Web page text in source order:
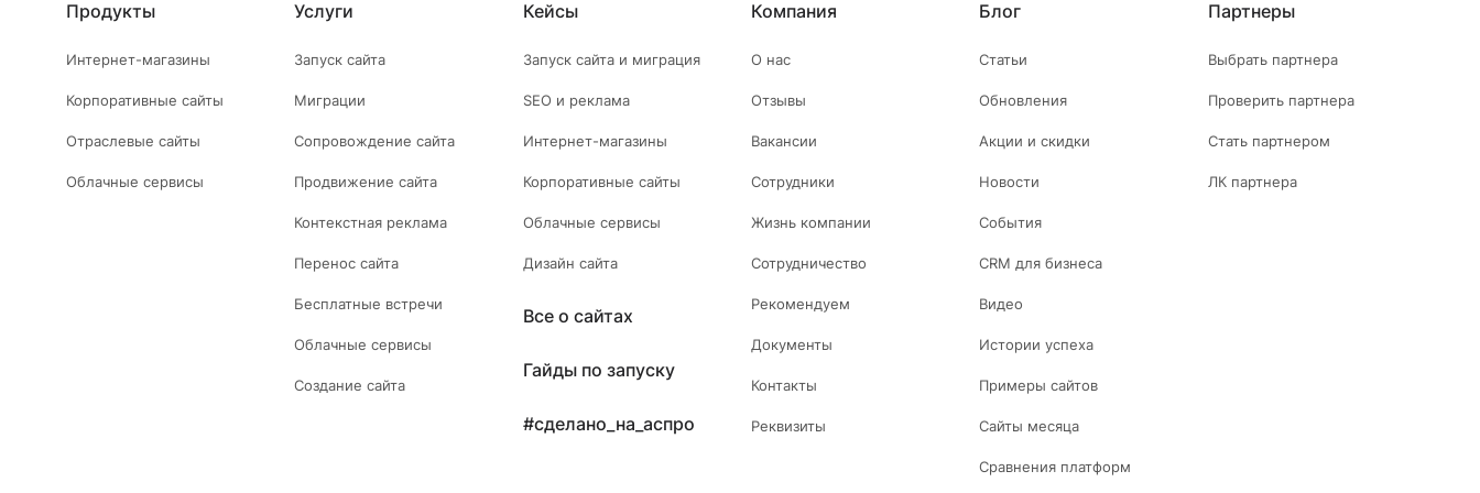
Продукты
Интернет-магазины
Корпоративные сайты
Отраслевые сайты
Облачные сервисы
Услуги
Запуск сайта
Миграции
Сопровождение сайта
Продвижение сайта
Контекстная реклама
Перенос сайта
Бесплатные встречи
Облачные сервисы
Создание сайта
Кейсы
Запуск сайта и миграция
SEO и реклама
Интернет-магазины
Корпоративные сайты
Облачные сервисы
Дизайн сайта
Все о сайтах
Гайды по запуску
#сделано_на_аспро
Компания
О нас
Отзывы
Вакансии
Сотрудники
Жизнь компании
Сотрудничество
Рекомендуем
Документы
Контакты
Реквизиты
Блог
Статьи
Обновления
Акции и скидки
Новости
События
CRM для бизнеса
Видео
Истории успеха
Примеры сайтов
Сайты месяца
Сравнения платформ
Партнеры
Выбрать партнера
Проверить партнера
Стать партнером
ЛК партнера